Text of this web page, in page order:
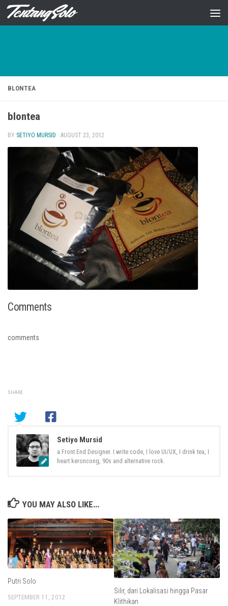
Skip to content
BLONTEA
blontea
BY SETIYO MURSID · AUGUST 23, 2012
Comments
comments
SHARE
Setiyo Mursid
a Front End Designer. I write code, I love UI/UX, I drink tea, I
heart keroncong, 90s and alternative rock.
YOU MAY ALSO LIKE...
Putri Solo
SEPTEMBER 11, 2012
Silir, dari Lokalisasi hingga Pasar
Klithikan